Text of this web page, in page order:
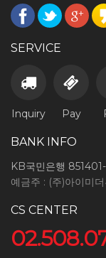
SERVICE
Inquiry Pay
BANK INFO
KB국민은행
예금주 : (주)아이미더
CS CENTER